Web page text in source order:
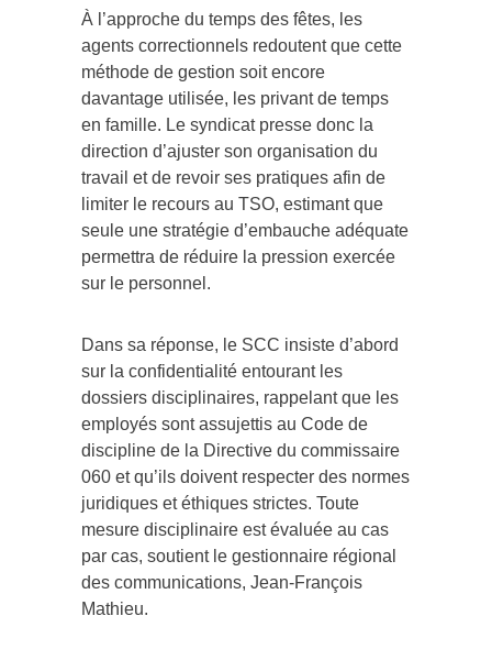
À l’approche du temps des fêtes, les
agents correctionnels redoutent que cette
méthode de gestion soit encore
davantage utilisée, les privant de temps
en famille. Le syndicat presse donc la
direction d’ajuster son organisation du
travail et de revoir ses pratiques afin de
limiter le recours au TSO, estimant que
seule une stratégie d’embauche adéquate
permettra de réduire la pression exercée
sur le personnel.
Dans sa réponse, le SCC insiste d’abord
sur la confidentialité entourant les
dossiers disciplinaires, rappelant que les
employés sont assujettis au Code de
discipline de la Directive du commissaire
060 et qu’ils doivent respecter des normes
juridiques et éthiques strictes. Toute
mesure disciplinaire est évaluée au cas
par cas, soutient le gestionnaire régional
des communications, Jean-François
Mathieu.